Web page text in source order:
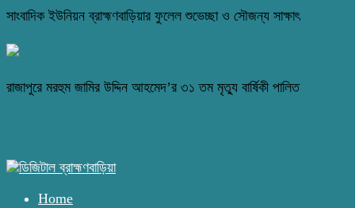
সাংবাদিক ইউনিয়ন ব্রাহ্মণবাড়িয়ার ফুলেল শুভেচ্ছা ও সৌজন্য সাক্ষাৎ
রাজাপুরে মরহুম জামির উদ্দিন আহমেদ’র ৩১ তম মৃত্যু বার্ষিকী পালিত
Home